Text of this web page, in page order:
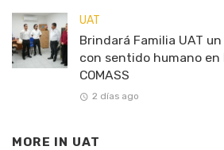
UAT
Brindará Familia UAT
con sentido humano en
COMASS
2 días ago
MORE IN UAT